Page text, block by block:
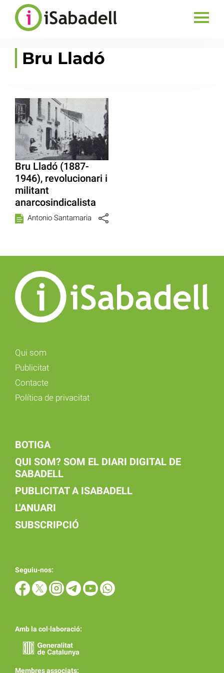
Bru Lladó
Bru Lladó (1887-
1946), revolucionari i
militant
anarcosindicalista
Antonio Santamaria
Qui som
Publicitat
Contacte
Política de privacitat
BOTIGA
QUI SOM? SOM EL DIARI DIGITAL DE
SABADELL
PUBLICITAT A ISABADELL
L'ANUARI
SUBSCRIPCIÓ
Seguiu-nos:
Amb la col·laboració:
Membres associats: